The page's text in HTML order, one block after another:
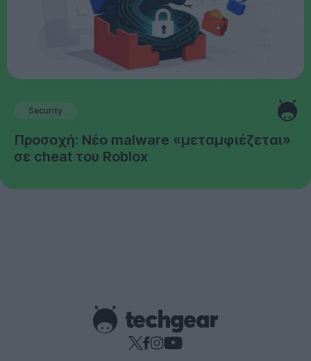
Security
Προσοχή: Νέο malware «μεταμφιέζεται»
σε cheat του Roblox